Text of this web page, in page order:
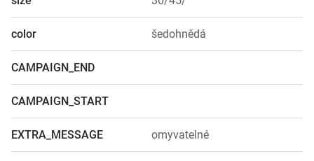
color šedohnědá
CAMPAIGN_END
CAMPAIGN_START
EXTRA_MESSAGE omyvatelné